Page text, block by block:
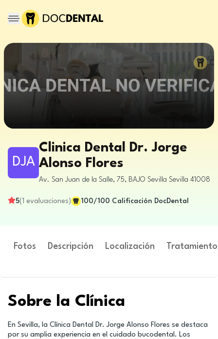
DJA
Clinica Dental Dr. Jorge
Alonso Flores
Av. San Juan de la Salle, 75, BAJO Sevilla Sevilla 41008
5(1 evaluaciones) 100/100 Calificación DocDental
Fotos Descripción Localización
Sobre la Clínica
En Sevilla, la Clínica Dental Dr. Jorge Alonso Flores se destaca
por su amplia experiencia en el cuidado bucodental. Los